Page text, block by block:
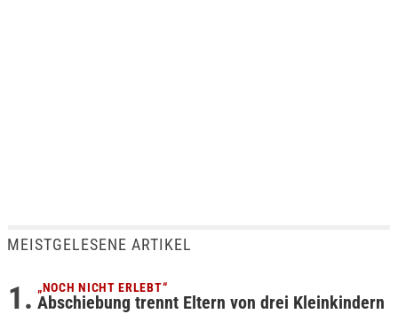
MEISTGELESENE ARTIKEL
„NOCH NICHT ERLEBT“
Abschiebung trennt Eltern von drei Kleinkindern